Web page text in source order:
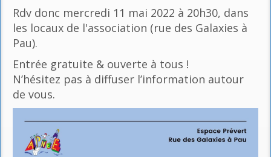
Rdv donc mercredi 11 mai 2022 à 20h30, dans
les locaux de l'association (rue des Galaxies à
Pau).
Entrée gratuite & ouverte à tous !
N’hésitez pas à diffuser l’information autour
de vous.